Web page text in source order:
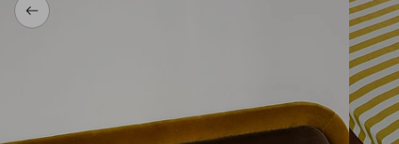
Zurück